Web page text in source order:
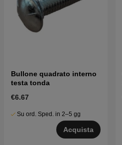
Bullone quadrato interno
testa tonda
€6.67
Su ord. Sped. in 2–5 gg
Acquista